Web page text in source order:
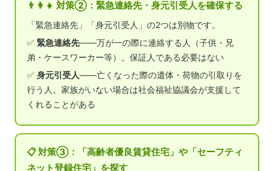
👨‍👩‍👧 対策②：緊急連絡先・身元引受人を確保する
「緊急連絡先」「身元引受人」の2つは別物です。
✅ 緊急連絡先——万が一の際に連絡する人（子供・兄
弟・ケースワーカー等）。保証人である必要はない
✅身元引受人——亡くなった際の遺体・荷物の引取りを
行う人。家族がいない場合は社会福祉協議会が支援して
くれることがある
📋 対策③：「高齢者優良賃貸住宅」や「セーフティ
ネット登録住宅」を探す